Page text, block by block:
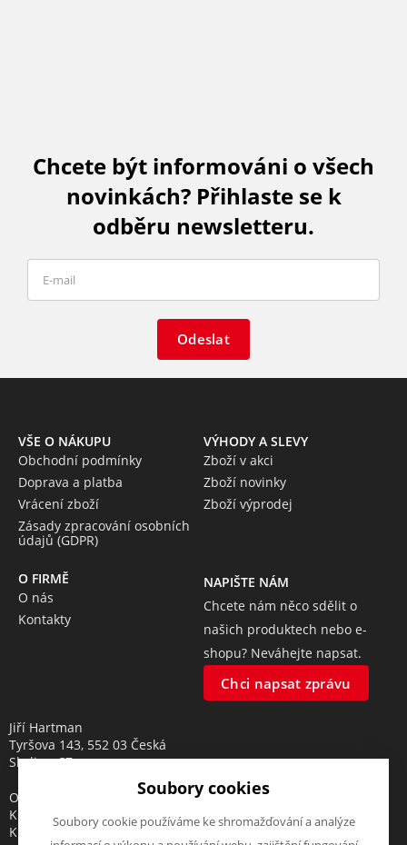
Chcete být informováni o všech
novinkách? Přihlaste se k
odběru newsletteru.
Odeslat
VŠE O NÁKUPU
Obchodní podmínky
Doprava a platba
Vrácení zboží
Zásady zpracování osobních
údajů (GDPR)
VÝHODY A SLEVY
Zboží v akci
Zboží novinky
Zboží výprodej
O FIRMĚ
O nás
Kontakty
NAPIŠTE NÁM
Chcete nám něco sdělit o
našich produktech nebo e-
shopu? Neváhejte napsat.
Chci napsat zprávu
Jiří Hartman
Tyršova 143, 552 03 Česká
Skalice, CZ
Obchodní rejstřík vedený u
Krajského soudu v Hradci
Králové, oddíl A, vložka 18553
Soubory cookies
Soubory cookie používáme ke shromažďování a analýze